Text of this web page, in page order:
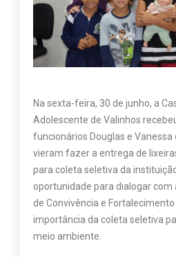
Na sexta-feira, 30 de junho, a
Adolescente de Valinhos
funcionários Douglas e Vanessa
vieram fazer a entrega de
para coleta seletiva da
oportunidade para dialogar com
de Convivência e
importância da coleta seletiva
meio ambiente.